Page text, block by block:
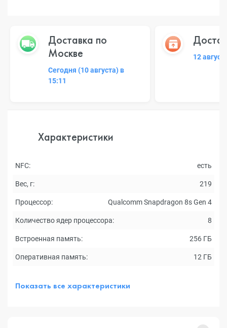
Доставка по
Москве
Сегодня (10 августа) в
15:11
12
Характеристики
NFC: есть
Вес, г: 219
Процессор: Qualcomm Snapdragon 8s Gen 4
Количество ядер процессора: 8
Встроенная память: 256 ГБ
Оперативная память: 12 ГБ
Показать все характеристики